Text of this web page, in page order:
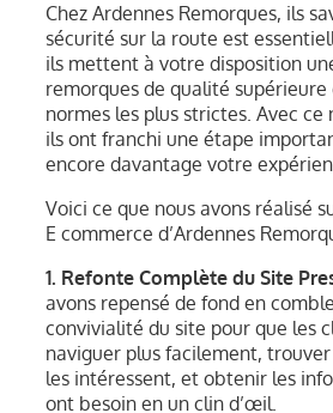
Chez Ardennes Remorques, ils
sécurité sur la route est
ils mettent à votre disposition
remorques de qualité
normes les plus strictes. Avec ce
ils ont franchi une étape
encore davantage votre
Voici ce que nous avons réalisé
E commerce d’Ardennes
1. Refonte Complète du Site
avons repensé de fond en
convivialité du site pour que les
naviguer plus facilement,
les intéressent, et obtenir les
ont besoin en un clin d’œil.